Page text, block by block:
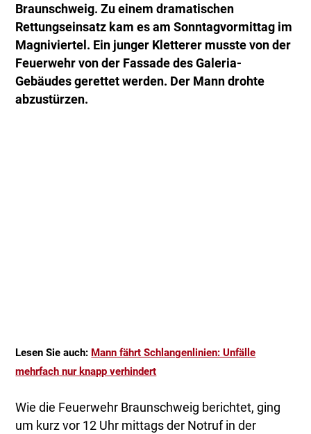
Braunschweig. Zu einem dramatischen
Rettungseinsatz kam es am Sonntagvormittag im
Magniviertel. Ein junger Kletterer musste von der
Feuerwehr von der Fassade des Galeria-
Gebäudes gerettet werden. Der Mann drohte
abzustürzen.
Lesen Sie auch: Mann fährt Schlangenlinien: Unfälle
mehrfach nur knapp verhindert
Wie die Feuerwehr Braunschweig berichtet, ging
um kurz vor 12 Uhr mittags der Notruf in der